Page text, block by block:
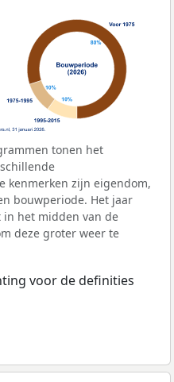
tonen het
kenmerken zijn eigendom,
bouwperiode. Het jaar
in het midden van de
deze groter weer te
voor de definities